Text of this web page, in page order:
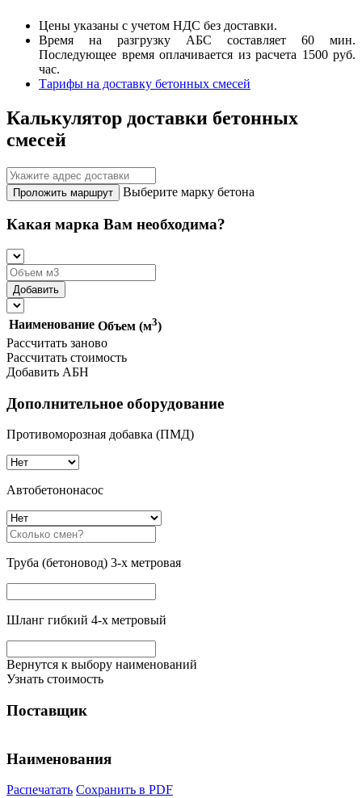
Цены указаны с учетом НДС без доставки.
Время на разгрузку АБС составляет 60 мин.
Последующее время оплачивается из расчета 1500 руб.
час.
Тарифы на доставку бетонных смесей
Калькулятор доставки бетонных
смесей
Проложить маршрут Выберите марку бетона
Какая марка Вам необходима?
Наименование Объем (м3)
Рассчитать заново
Рассчитать стоимость
Добавить АБН
Дополнительное оборудование
Противоморозная добавка (ПМД)
Автобетононасос
Труба (бетоновод) 3-х метровая
Шланг гибкий 4-х метровый
Вернутся к выбору наименований
Узнать стоимость
Поставщик
Наименования
Распечатать Сохранить в PDF